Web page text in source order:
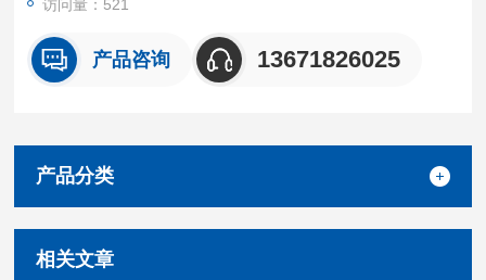
访问量：521
产品咨询 13671826025
产品分类
相关文章